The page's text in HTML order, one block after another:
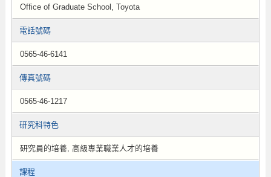
Office of Graduate School, Toyota
電話號碼
0565-46-6141
傳真號碼
0565-46-1217
研究科特色
研究員的培養, 高級專業職業人才的培養
課程